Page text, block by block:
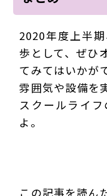
2020年度上半
歩として、ぜひ
てみてはいかが
雰囲気や設備を
スクールライ
よ。
この記事を読ん